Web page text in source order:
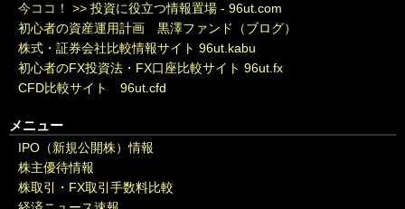
今ココ！ >> 投資に役立つ情報置場 - 96ut.com
初心者の資産運用計画 黒澤ファンド（ブログ）
株式・証券会社比較情報サイト 96ut.kabu
初心者のFX投資法・FX口座比較サイト 96ut.fx
CFD比較サイト 96ut.cfd
メニュー
IPO（新規公開株）情報
株主優待情報
株取引・FX取引手数料比較